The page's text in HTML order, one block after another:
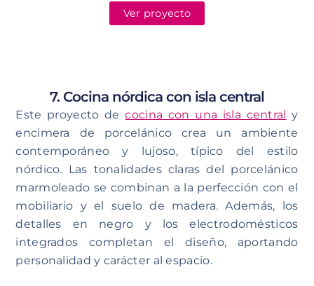
Ver proyecto
7. Cocina nórdica con isla central
Este proyecto decocina con una isla central
y
encimera de porcelánico crea un ambiente
contemporáneo y lujoso, típico del estilo
nórdico. Las tonalidades claras del porcelánico
marmoleado se combinan a la perfección con el
mobiliario y el suelo de madera. Además, los
detalles en negro y los electrodomésticos
integrados completan el diseño, aportando
personalidad y carácter al espacio.